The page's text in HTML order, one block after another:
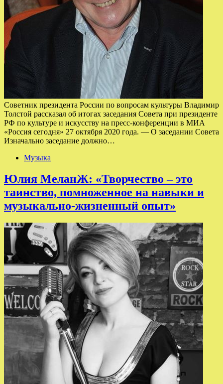
Советник президента России по вопросам культуры Владимир
Толстой рассказал об итогах заседания Совета при президенте
РФ по культуре и искусству на пресс-конференции в МИА
«Россия сегодня» 27 октября 2020 года. — О заседании Совета
Изначально заседание должно…
Музыка
Юлия МеланЖ: «Творчество – это
таинство, помноженное на навыки и
музыкально-жизненный опыт»